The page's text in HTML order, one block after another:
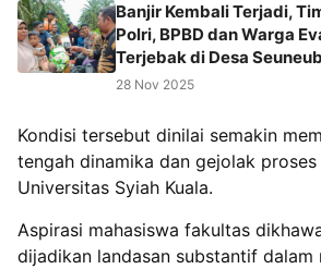
‎Banjir Kembali Terjadi,
Polri, BPBD dan Warga
Terjebak di Desa
28 Nov 2025
Kondisi tersebut dinilai semakin
tengah dinamika dan gejolak
Universitas Syiah Kuala.
Aspirasi mahasiswa fakultas
dijadikan landasan substantif dalam